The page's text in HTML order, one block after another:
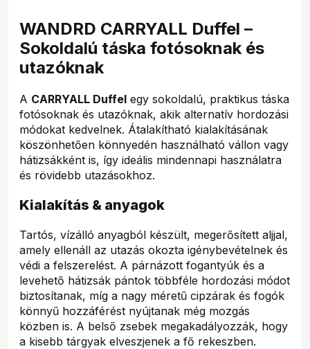
WANDRD CARRYALL Duffel –
Sokoldalú táska fotósoknak és
utazóknak
A CARRYALL Duffel egy sokoldalú, praktikus táska
fotósoknak és utazóknak, akik alternatív hordozási
módokat kedvelnek. Átalakítható kialakításának
köszönhetően könnyedén használható vállon vagy
hátizsákként is, így ideális mindennapi használatra
és rövidebb utazásokhoz.
Kialakítás & anyagok
Tartós, vízálló anyagból készült, megerősített aljjal,
amely ellenáll az utazás okozta igénybevételnek és
védi a felszerelést. A párnázott fogantyúk és a
levehető hátizsák pántok többféle hordozási módot
biztosítanak, míg a nagy méretű cipzárak és fogók
könnyű hozzáférést nyújtanak még mozgás
közben is. A belső zsebek megakadályozzák, hogy
a kisebb tárgyak elveszjenek a fő rekeszben.